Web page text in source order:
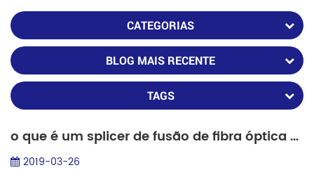
CATEGORIAS
BLOG MAIS RECENTE
TAGS
o que é um splicer de fusão de fibra óptica e como emendar duas fibras
2019-03-26